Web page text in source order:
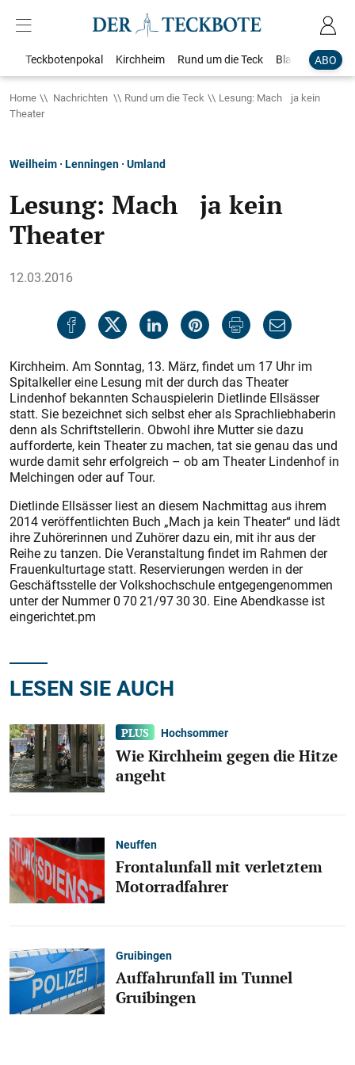
ABO
Teckbotenpokal Kirchheim Rund um die Teck Blaulicht
Home Nachrichten Rund um die Teck
Lesung: Mach ja kein
Theater
Weilheim · Lenningen · Umland
Lesung: Mach ja kein
Theater
12.03.2016
Kirchheim. Am Sonntag, 13. März, findet um 17 Uhr im
Spitalkeller eine Lesung mit der durch das Theater
Lindenhof bekannten Schauspielerin Dietlinde Ellsässer
statt. Sie bezeichnet sich selbst eher als Sprachliebhaberin
denn als Schriftstellerin. Obwohl ihre Mutter sie dazu
aufforderte, kein Theater zu machen, tat sie genau das und
wurde damit sehr erfolgreich – ob am Theater Lindenhof in
Melchingen oder auf Tour.
Dietlinde Ellsässer liest an diesem Nachmittag aus ihrem
2014 veröffentlichten Buch „Mach ja kein Theater“ und lädt
ihre Zuhörerinnen und Zuhörer dazu ein, mit ihr aus der
Reihe zu tanzen. Die Veranstaltung findet im Rahmen der
Frauenkulturtage statt. Reservierungen werden in der
Geschäftsstelle der Volkshochschule entgegengenommen
unter der Nummer 0 70 21/97 30 30. Eine Abendkasse ist
eingerichtet.pm
LESEN SIE AUCH
Hochsommer
Wie Kirchheim gegen die Hitze
angeht
Neuffen
Frontalunfall mit verletztem
Motorradfahrer
Gruibingen
Auffahrunfall im Tunnel
Gruibingen